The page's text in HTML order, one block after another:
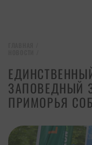
ЗАПОВЕДНЫЙ
ПРИМОРЬЯ